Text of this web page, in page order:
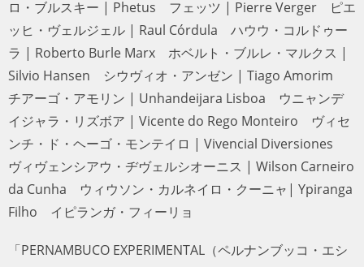
ルジェル | Raul Córdula ハウウ・コルドゥーラ | Roberto
Burle Marx ホベルト・ブルレ・マルクス | Silvio
Hansen シウヴィオ・アンゼン | Tiago Amorim チアー
ゴ・アモリン | Unhandeijara Lisboa ウニャンデイジャ
ラ・リズボア | Vicente do Rego Monteiro ヴィセンチ・
ド・ヘーゴ・モンテイロ | Vivencial Diversiones ヴィヴェ
ンシアウ・ヂヴェルシオーニス | Wilson Carneiro da
Cunha ウィウソン・カルネイロ・クーニャ| Ypiranga
Filho イピランガ・フィーリョ
シペリメンタウ）」